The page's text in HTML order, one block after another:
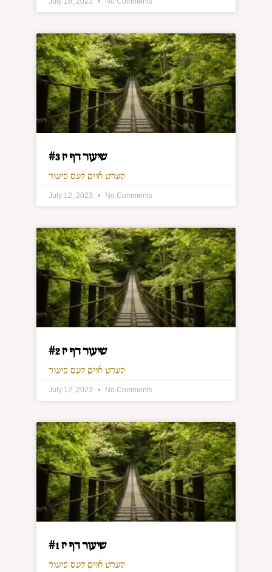
שיעור דף יז #3
הערט אויס דעם שיעור
July 12, 2023 No Comments
שיעור דף יז #2
הערט אויס דעם שיעור
July 12, 2023 No Comments
שיעור דף יז #1
הערט אויס דעם שיעור